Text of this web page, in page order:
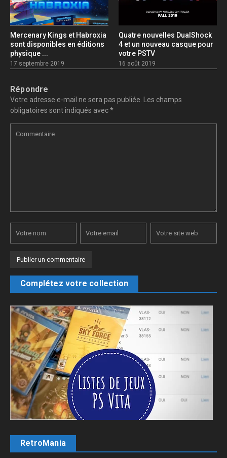
Mercenary Kings et Habroxia
sont disponibles en éditions
physique ...
17 septembre 2019
Quatre nouvelles DualShock
4 et un nouveau casque pour
votre PSTV
16 août 2019
Répondre
Votre adresse e-mail ne sera pas publiée. Les champs
obligatoires sont indiqués avec*
Complétez votre collection
RetroMania